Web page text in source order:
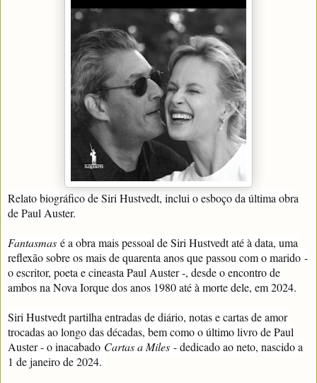
Relato biográfico de Siri Hustvedt, inclui o esboço da última obra
de Paul Auster.
Fantasmas é a obra mais pessoal de Siri Hustvedt até à data, uma
reflexão sobre os mais de quarenta anos que passou com o marido -
o escritor, poeta e cineasta Paul Auster -, desde o encontro de
ambos na Nova Iorque dos anos 1980 até à morte dele, em 2024.
Siri Hustvedt partilha entradas de diário, notas e cartas de amor
trocadas ao longo das décadas, bem como o último livro de Paul
Auster - o inacabado Cartas a Miles - dedicado ao neto, nascido a
1 de janeiro de 2024.